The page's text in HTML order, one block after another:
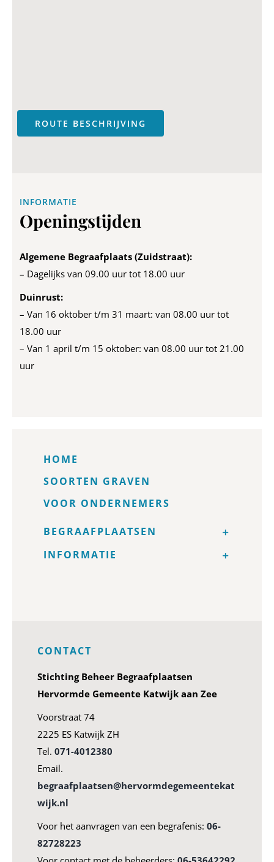
ROUTE BESCHRIJVING
INFORMATIE
Openingstijden
Algemene Begraafplaats (Zuidstraat):
– Dagelijks van 09.00 uur tot 18.00 uur
Duinrust:
– Van 16 oktober t/m 31 maart: van 08.00 uur tot
18.00 uur
– Van 1 april t/m 15 oktober: van 08.00 uur tot 21.00
uur
HOME
SOORTEN GRAVEN
VOOR ONDERNEMERS
BEGRAAFPLAATSEN
INFORMATIE
CONTACT
Stichting Beheer Begraafplaatsen
Hervormde Gemeente Katwijk aan Zee
Voorstraat 74
2225 ES Katwijk ZH
Tel. 071-4012380
Email.
begraafplaatsen@hervormdegemeentekat
wijk.nl
Voor het aanvragen van een begrafenis: 06-
82728223